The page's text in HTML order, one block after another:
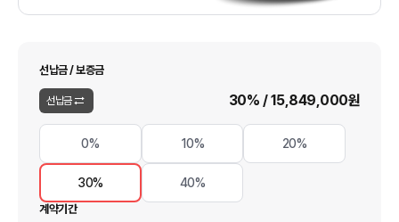
선납금 / 보증금
선납금 30% /15,849,000원
0% 10% 20%
30% 40%
계약기간